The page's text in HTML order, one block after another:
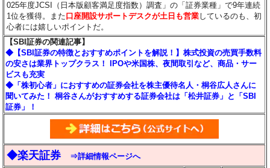
025年度JCSI（日本版顧客満足度指数）調査」の「証券業種」で9年連続
1位を獲得。また口座開設サポートデスクが土日も営業しているのも、初
心者には嬉しいポイントだ。
【SBI証券の関連記事】
◆【SBI証券の特徴とおすすめポイントを解説！】株式投資の売買手数料
の安さは業界トップクラス！ IPOや米国株、夜間取引など、商品・サー
ビスも充実
◆「株初心者」におすすめの証券会社を株主優待名人・桐谷広人さんに
聞いてみた！ 桐谷さんがおすすめする証券会社は「松井証券」と「SBI
証券」！
◆楽天証券 ⇒詳細情報ページへ